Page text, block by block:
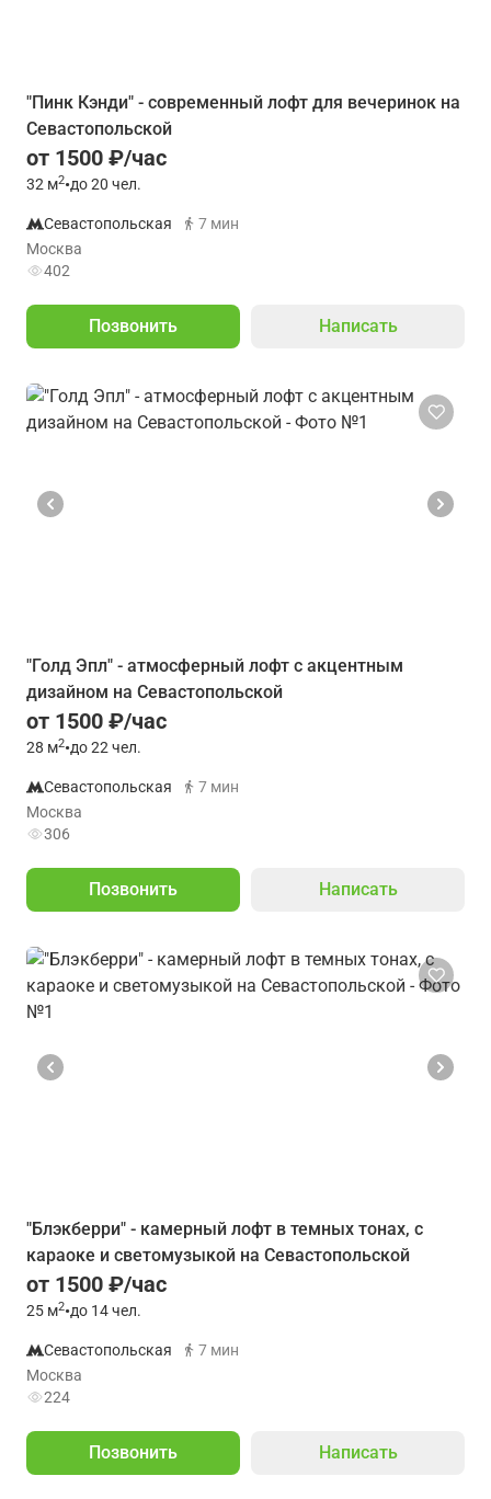
"Пинк Кэнди" - современный лофт для вечеринок на
Севастопольской
от 1500 ₽/час
32 м2•до 20 чел.
Севастопольская
7 мин
Москва
402
Позвонить Написать
"Голд Эпл" - атмосферный лофт с акцентным
дизайном на Севастопольской
от 1500 ₽/час
28 м2•до 22 чел.
Севастопольская
7 мин
Москва
306
Позвонить Написать
"Блэкберри" - камерный лофт в темных тонах, с
караоке и светомузыкой на Севастопольской
от 1500 ₽/час
25 м2•до 14 чел.
Севастопольская
7 мин
Москва
224
Позвонить Написать